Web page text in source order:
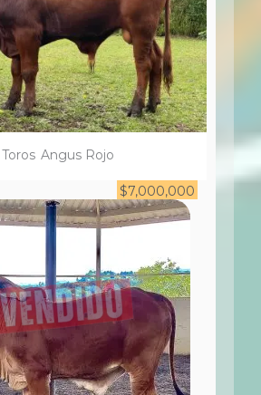
Toros Angus Rojo
$7,000,000